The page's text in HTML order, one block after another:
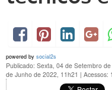
powered by social2s
Publicado: Sexta, 04 de Setembro
de Junho de 2022, 11h21 | Acessos: